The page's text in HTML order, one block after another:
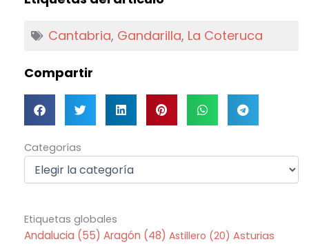
Cantabria, Gandarilla, La Coteruca
Compartir
Categorías
Categorías
Etiquetas globales
Andalucia (55) Aragón (48) Astillero (20) Asturias